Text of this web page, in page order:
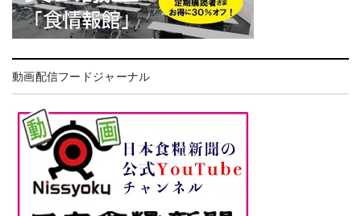
動画配信フードジャーナル